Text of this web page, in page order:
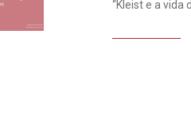
“Kleist e a vida